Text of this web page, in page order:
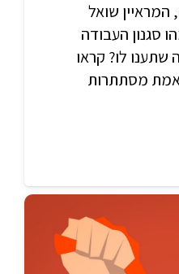
המראיין שואל
סגנון העבודה
לו? קראו
מסתתרות